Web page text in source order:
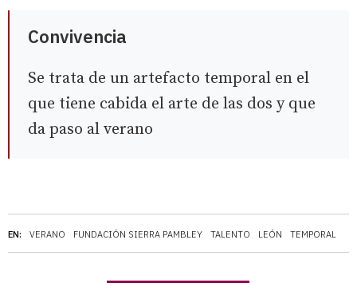
EN: VERANO FUNDACIÓN SIERRA PAMBLEY TALENTO LEÓN TEMPORAL
Convivencia
Se trata de un artefacto temporal en el
que tiene cabida el arte de las dos y que
da paso al verano